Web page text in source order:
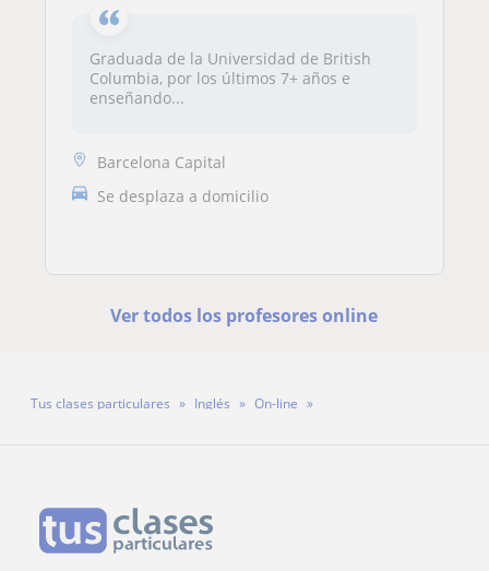
Graduada de la Universidad de British
Columbia, por los últimos 7+ años e
enseñando...
Barcelona Capital
Se desplaza a domicilio
Ver todos los profesores online
Tus clases particulares Inglés
On-line